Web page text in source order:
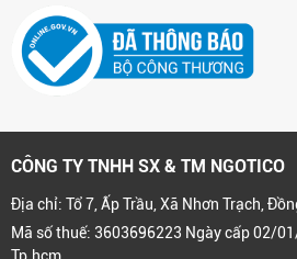
CÔNG TY TNHH SX & TM NGOTICO
Địa chỉ: Tổ 7, Ấp Trầu, Xã Nhơn Trạch,
Mã số thuế: 3603696223 Ngày cấp 02/